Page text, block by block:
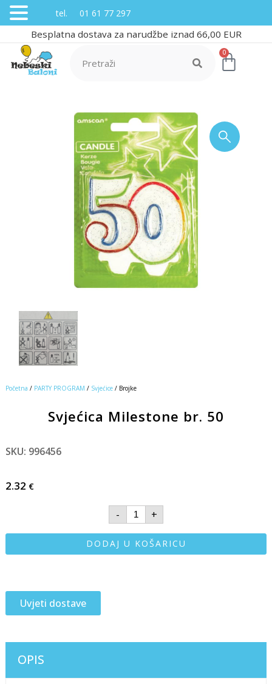
Besplatna dostava za narudžbe iznad 66,00 EUR
0
Početna / PARTY PROGRAM / Svjećice/ Brojke
Svjećica Milestone br. 50
SKU: 996456
2.32 €
- +
DODAJ U KOŠARICU
Uvjeti dostave
OPIS
tel. 01 61 77 297